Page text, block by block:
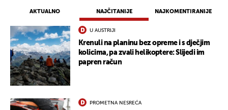
AKTUALNO NAJČITANIJE NAJKOMENTIRANIJE
U AUSTRIJI
Krenuli na planinu bez opreme i s dječjim
kolicima, pa zvali helikoptere: Slijedi im
papren račun
PROMETNA NESREĆA